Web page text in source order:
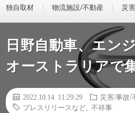
独自取材 物流施設/不動産 災
日野自動車、エン
オーストラリアで
2022.10.14 11:29:29
災害/事故/
プレスリリースなど
不祥事